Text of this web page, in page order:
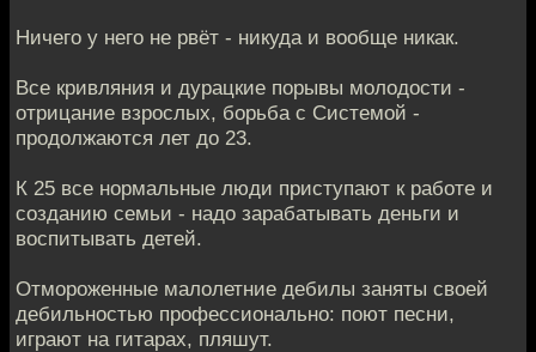
Ничего у него не рвёт - никуда и вообще никак.
Все кривляния и дурацкие порывы молодости -
отрицание взрослых, борьба с Системой -
продолжаются лет до 23.
К 25 все нормальные люди приступают к работе и
созданию семьи - надо зарабатывать деньги и
воспитывать детей.
Отмороженные малолетние дебилы заняты своей
дебильностью профессионально: поют песни,
играют на гитарах, пляшут.